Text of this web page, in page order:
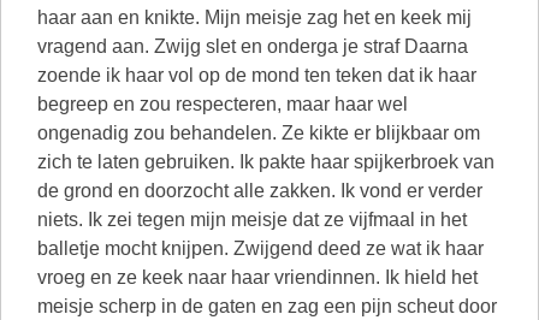
haar aan en knikte. Mijn meisje zag het en keek mij
vragend aan. Zwijg slet en onderga je straf Daarna
zoende ik haar vol op de mond ten teken dat ik haar
begreep en zou respecteren, maar haar wel
ongenadig zou behandelen. Ze kikte er blijkbaar om
zich te laten gebruiken. Ik pakte haar spijkerbroek van
de grond en doorzocht alle zakken. Ik vond er verder
niets. Ik zei tegen mijn meisje dat ze vijfmaal in het
balletje mocht knijpen. Zwijgend deed ze wat ik haar
vroeg en ze keek naar haar vriendinnen. Ik hield het
meisje scherp in de gaten en zag een pijn scheut door